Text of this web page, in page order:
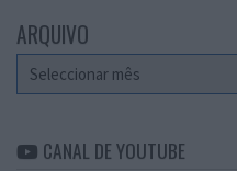
ARQUIVO
Arquivo
CANAL DE YOUTUBE